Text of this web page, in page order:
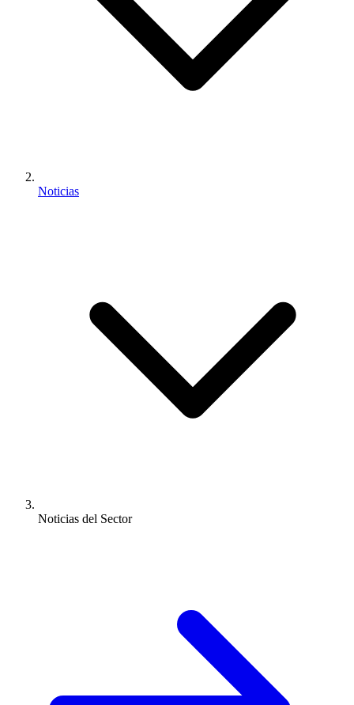
Noticias
Noticias del Sector